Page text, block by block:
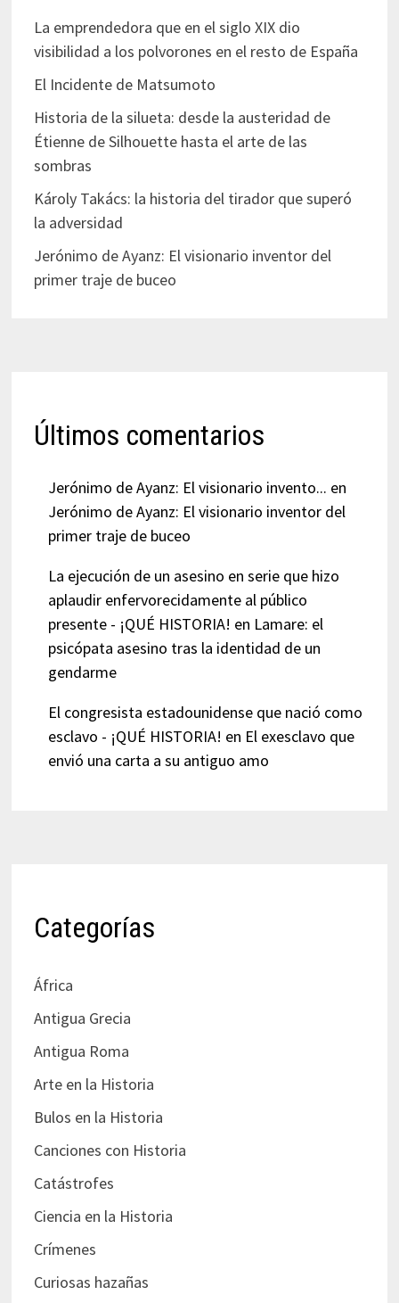
La emprendedora que en el siglo XIX dio
visibilidad a los polvorones en el resto de España
El Incidente de Matsumoto
Historia de la silueta: desde la austeridad de
Étienne de Silhouette hasta el arte de las
sombras
Károly Takács: la historia del tirador que superó
la adversidad
Jerónimo de Ayanz: El visionario inventor del
primer traje de buceo
Últimos comentarios
Jerónimo de Ayanz: El visionario invento... en
Jerónimo de Ayanz: El visionario inventor del
primer traje de buceo
La ejecución de un asesino en serie que hizo
aplaudir enfervorecidamente al público
presente - ¡QUÉ HISTORIA! en Lamare: el
psicópata asesino tras la identidad de un
gendarme
El congresista estadounidense que nació como
esclavo - ¡QUÉ HISTORIA! en El exesclavo que
envió una carta a su antiguo amo
Categorías
África
Antigua Grecia
Antigua Roma
Arte en la Historia
Bulos en la Historia
Canciones con Historia
Catástrofes
Ciencia en la Historia
Crímenes
Curiosas hazañas